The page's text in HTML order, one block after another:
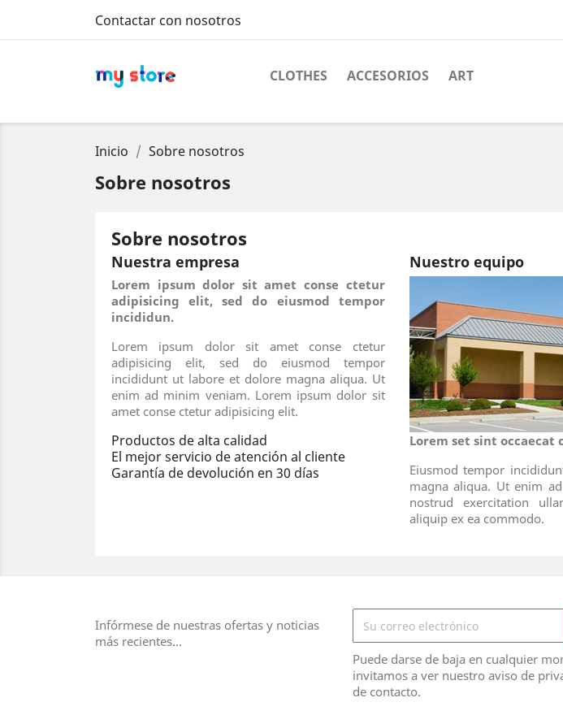
Contactar con nosotros
CLOTHES ACCESORIOS ART
Inicio Sobre nosotros
Sobre nosotros
Sobre nosotros
Nuestra empresa
Lorem ipsum dolor sit amet conse ctetur
adipisicing elit, sed do eiusmod tempor
incididun.
Lorem ipsum dolor sit amet conse ctetur
adipisicing elit, sed do eiusmod tempor
incididunt ut labore et dolore magna aliqua. Ut
enim ad minim veniam. Lorem ipsum dolor sit
amet conse ctetur adipisicing elit.
Productos de alta calidad
El mejor servicio de atención al cliente
Garantía de devolución en 30 días
Nuestro equipo
Lorem set sint occaecat
Eiusmod tempor
magna aliqua. Ut enim
nostrud exercitation
aliquip ex ea commodo.
Infórmese de nuestras ofertas y noticias
más recientes...
Puede darse de baja en cualquier
invitamos a ver nuestro aviso de
de contacto.